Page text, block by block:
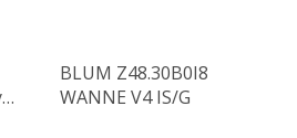
BLUM Z48.30B0I8
WANNE V4 IS/G